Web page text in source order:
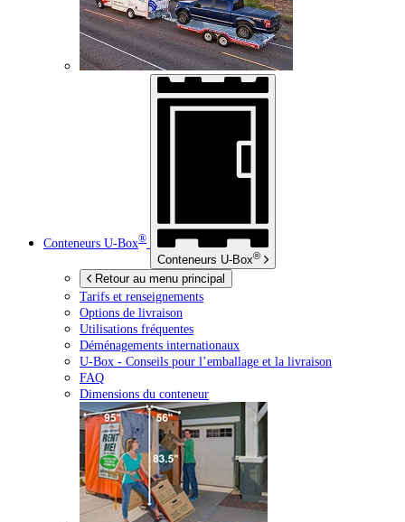
Conteneurs U-Box®
Conteneurs U-Box®
Retour au menu principal
Tarifs et renseignements
Options de livraison
Utilisations fréquentes
Déménagements internationaux
U-Box - Conseils pour l’emballage et la livraison
FAQ
Dimensions du conteneur